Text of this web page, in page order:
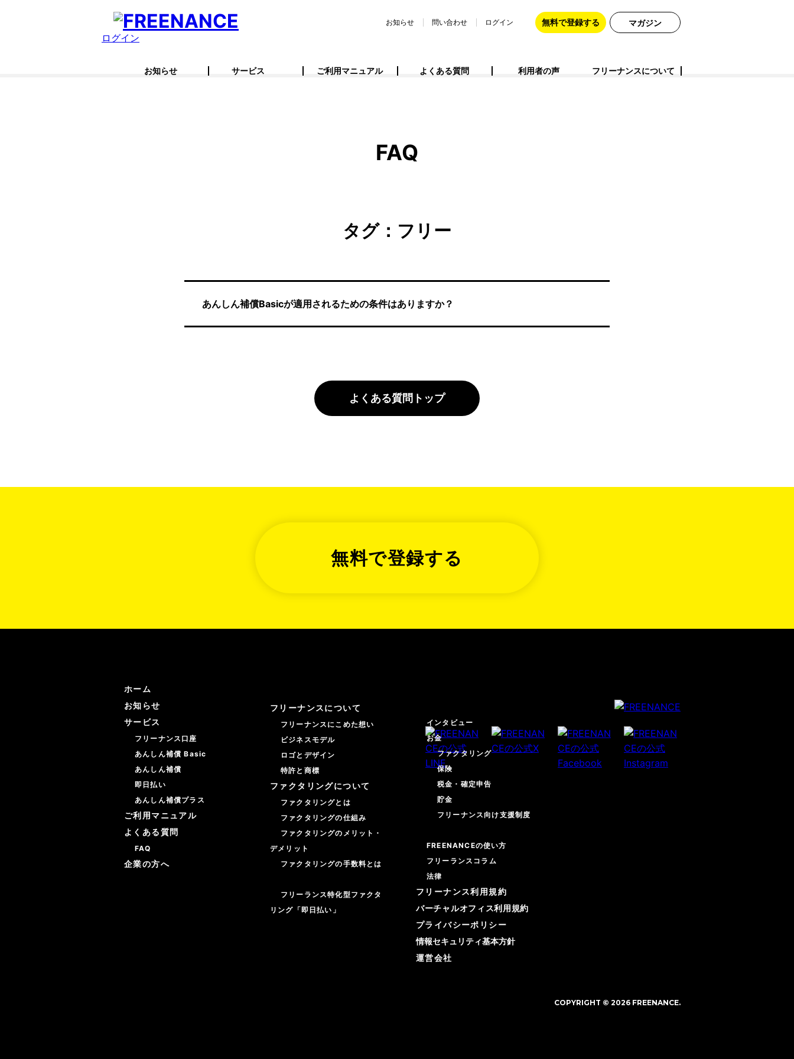
お知らせ 問い合わせ ログイン 無料で登録する マガジン
ログイン
お知らせ サービス ご利用マニュアル よくある質問 利用者の声 フリーナンスについて
FAQ
タグ：フリー
あんしん補償Basicが適用されるための条件はありますか？
よくある質問トップ
無料で登録する
ホーム
お知らせ
サービス
フリーナンス口座
あんしん補償 Basic
あんしん補償
即日払い
あんしん補償プラス
ご利用マニュアル
よくある質問
FAQ
企業の方へ
フリーナンスについて
フリーナンスにこめた想い
ビジネスモデル
ロゴとデザイン
特許と商標
ファクタリングについて
ファクタリングとは
ファクタリングの仕組み
ファクタリングのメリット・
デメリット
ファクタリングの手数料とは
フリーランス特化型ファクタ
リング「即日払い」
インタビュー
お金
ファクタリング
保険
税金・確定申告
貯金
フリーナンス向け支援制度
FREENANCEの使い方
フリーランスコラム
法律
フリーナンス利用規約
バーチャルオフィス利用規約
プライバシーポリシー
情報セキュリティ基本方針
運営会社
COPYRIGHT © 2026 FREENANCE.